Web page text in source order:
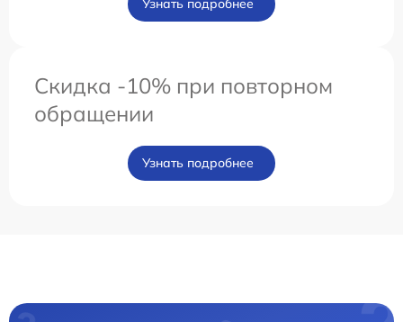
Узнать подробнее
Скидка -10% при повторном
обращении
Узнать подробнее